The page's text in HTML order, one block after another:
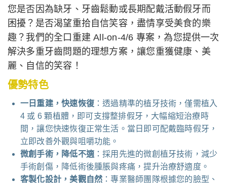
您是否因為缺牙、牙齒鬆動或長期配戴活動假牙而
困擾？是否渴望重拾自信笑容，盡情享受美食的樂
趣？我們的全口重建 All-on-4/6 專案，為您提供一次
解決多重牙齒問題的理想方案，讓您重獲健康、美
麗、自信的笑容！
優勢特色
一日重建，快速恢復 ：透過精準的植牙技術，僅需植入
4 或 6 顆植體，即可支撐整排假牙，大幅縮短治療時
間，讓您快速恢復正常生活。當日即可配戴臨時假牙，
立即改善外觀與咀嚼功能。
微創手術，降低不適 ：採用先進的微創植牙技術，減少
手術創傷，降低術後腫脹與疼痛，提升治療舒適度。
客製化設計，美觀自然 ：專業醫師團隊根據您的臉型、